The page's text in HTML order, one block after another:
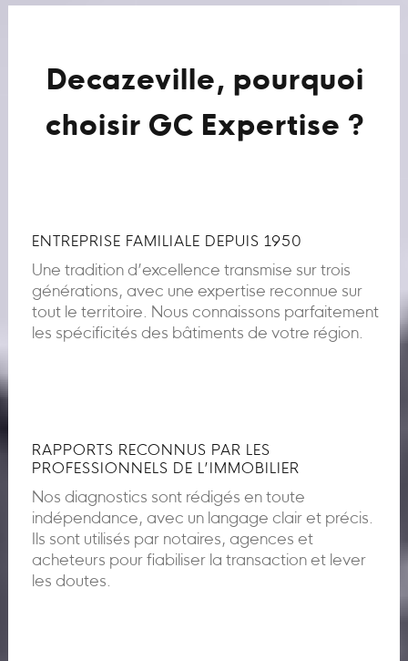
Decazeville, pourquoi
choisir GC Expertise ?
ENTREPRISE FAMILIALE DEPUIS 1950
Une tradition d’excellence transmise sur trois
générations, avec une expertise reconnue sur
tout le territoire. Nous connaissons parfaitement
les spécificités des bâtiments de votre région.
RAPPORTS RECONNUS PAR LES
PROFESSIONNELS DE L’IMMOBILIER
Nos diagnostics sont rédigés en toute
indépendance, avec un langage clair et précis.
Ils sont utilisés par notaires, agences et
acheteurs pour fiabiliser la transaction et lever
les doutes.